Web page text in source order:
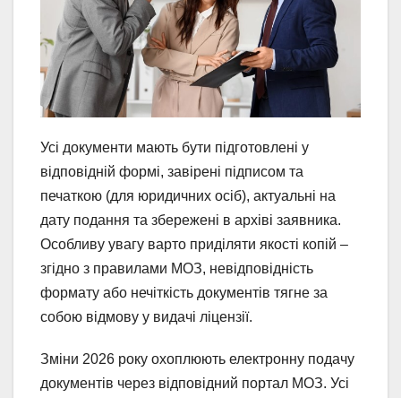
Усі документи мають бути підготовлені у
відповідній формі, завірені підписом та
печаткою (для юридичних осіб), актуальні на
дату подання та збережені в архіві заявника.
Особливу увагу варто приділяти якості копій –
згідно з правилами МОЗ, невідповідність
формату або нечіткість документів тягне за
собою відмову у видачі ліцензії.
Зміни 2026 року охоплюють електронну подачу
документів через відповідний портал МОЗ. Усі